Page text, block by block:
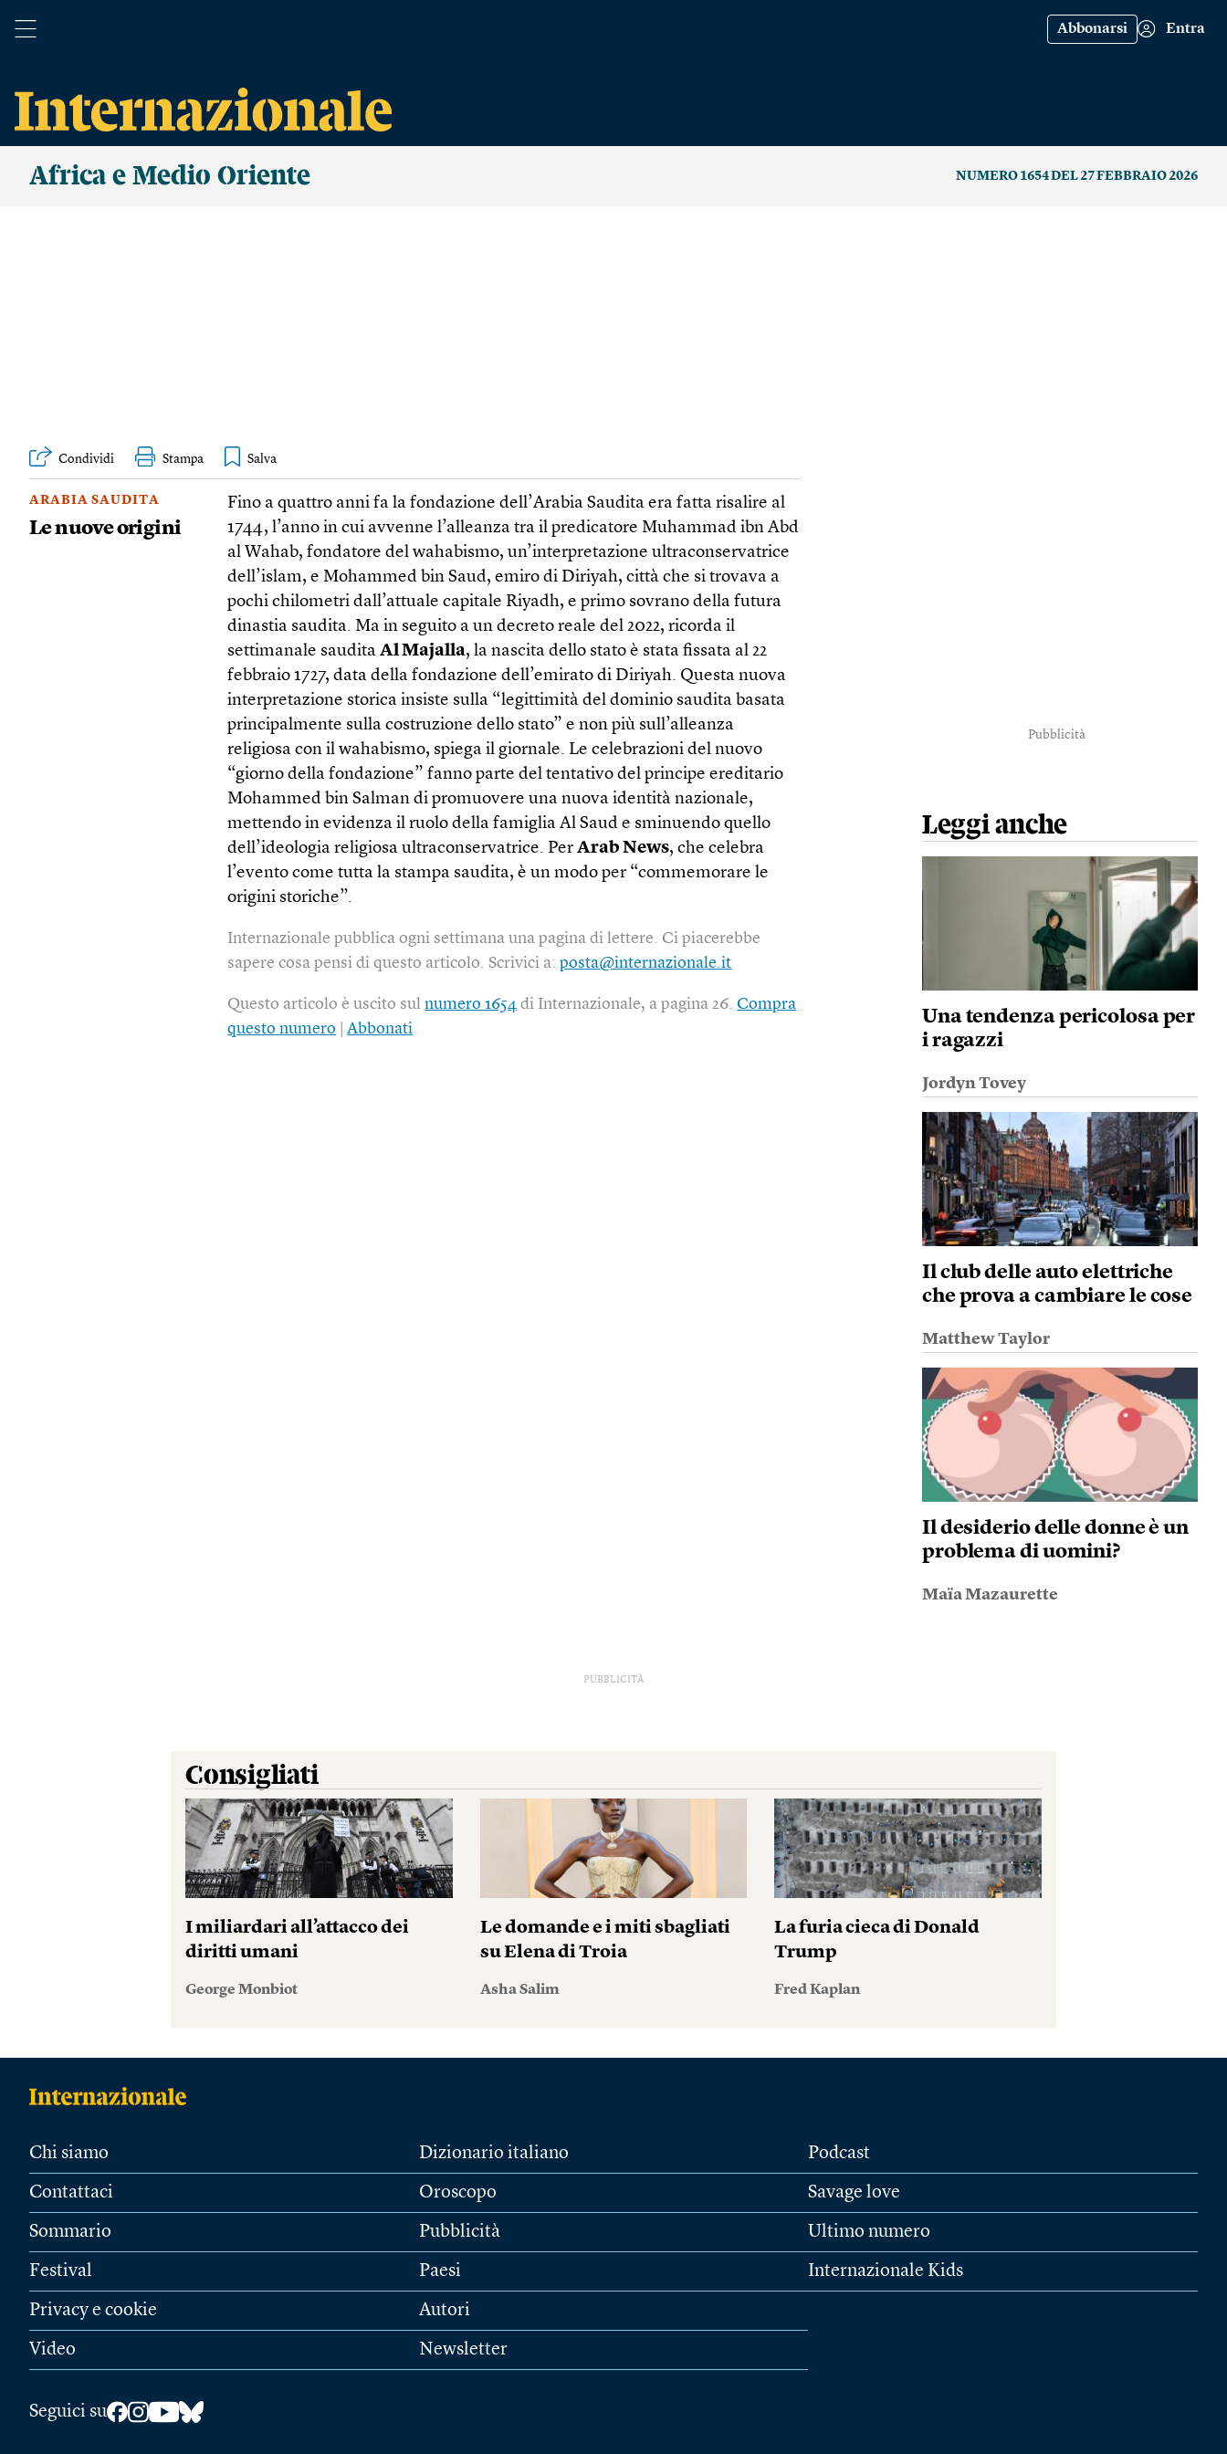
Abbonarsi Entra
Africa e Medio Oriente NUMERO 1654 DEL 27 FEBBRAIO 2026
Condividi Stampa
ARABIA SAUDITA
Le nuove origini
Fino a quattro anni fa la fondazione dell’Arabia Saudita era fatta risalire al
1744, l’anno in cui avvenne l’alleanza tra il predicatore Muhammad ibn Abd
al Wahab, fondatore del wahabismo, un’interpretazione ultraconservatrice
dell’islam, e Mohammed bin Saud, emiro di Diriyah, città che si trovava a
pochi chilometri dall’attuale capitale Riyadh, e primo sovrano della futura
dinastia saudita. Ma in seguito a un decreto reale del 2022, ricorda il
settimanale sauditaAl Majalla, la nascita dello stato è stata fissata al 22
febbraio 1727, data della fondazione dell’emirato di Diriyah. Questa nuova
interpretazione storica insiste sulla “legittimità del dominio saudita basata
principalmente sulla costruzione dello stato” e non più sull’alleanza
religiosa con il wahabismo, spiega il giornale. Le celebrazioni del nuovo
“giorno della fondazione” fanno parte del tentativo del principe ereditario
Mohammed bin Salman di promuovere una nuova identità nazionale,
mettendo in evidenza il ruolo della famiglia Al Saud e sminuendo quello
dell’ideologia religiosa ultraconservatrice. PerArab News, che celebra
l’evento come tutta la stampa saudita, è un modo per “commemorare le
origini storiche”.
Internazionale pubblica ogni settimana una pagina di lettere. Ci piacerebbe
sapere cosa pensi di questo articolo. Scrivici a:posta@internazionale.it
Questo articolo è uscito sulnumero 1654 di Internazionale, a pagina 26.Compra
questo numero |Abbonati
Pubblicità
Leggi anche
Una tendenza pericolosa per
i ragazzi
Jordyn Tovey
Il club delle auto elettriche
che prova a cambiare le cose
Matthew Taylor
Il desiderio delle donne è un
problema di uomini?
Maïa Mazaurette
PUBBLICITÀ
Consigliati
I miliardari all’attacco dei
diritti umani
George Monbiot
Le domande e i miti sbagliati
su Elena di Troia
Asha Salim
La furia cieca di Donald
Trump
Fred Kaplan
Chi siamo
Contattaci
Sommario
Festival
Privacy e cookie
Video
Dizionario italiano
Oroscopo
Pubblicità
Paesi
Autori
Newsletter
Podcast
Savage love
Ultimo numero
Internazionale Kids
Seguici su